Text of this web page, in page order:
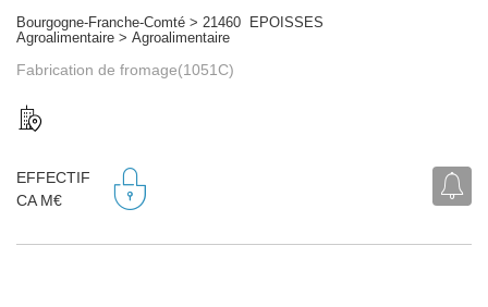
Bourgogne-Franche-Comté > 21460 EPOISSES
Agroalimentaire > Agroalimentaire
Fabrication de fromage(1051C)
EFFECTIF
CA M€